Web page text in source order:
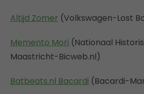
Altijd Zomer (Volkswagen-Lost
Memento Mori (Nationaal
Maastricht-Bicweb.nl)
Batbeats.nl Bacardi (Bacardi-